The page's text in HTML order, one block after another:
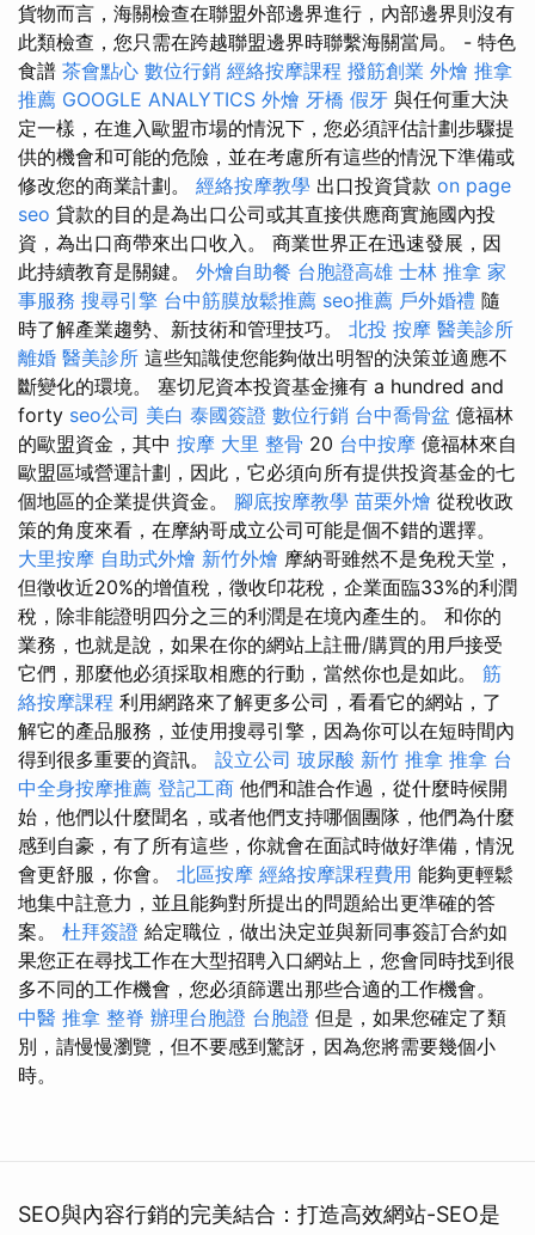
貨物而言，海關檢查在聯盟外部邊界進行，內部邊界則沒有
此類檢查，您只需在跨越聯盟邊界時聯繫海關當局。 - 特色
食譜 茶會點心 數位行銷 經絡按摩課程 撥筋創業 外燴 推拿
推薦 GOOGLE ANALYTICS 外燴 牙橋 假牙 與任何重大決
定一樣，在進入歐盟市場的情況下，您必須評估計劃步驟提
供的機會和可能的危險，並在考慮所有這些的情況下準備或
修改您的商業計劃。 經絡按摩教學 出口投資貸款 on page
seo 貸款的目的是為出口公司或其直接供應商實施國內投
資，為出口商帶來出口收入。 商業世界正在迅速發展，因
此持續教育是關鍵。 外燴自助餐 台胞證高雄 士林 推拿 家
事服務 搜尋引擎 台中筋膜放鬆推薦 seo推薦 戶外婚禮 隨
時了解產業趨勢、新技術和管理技巧。 北投 按摩 醫美診所
離婚 醫美診所 這些知識使您能夠做出明智的決策並適應不
斷變化的環境。 塞切尼資本投資基金擁有 a hundred and
forty seo公司 美白 泰國簽證 數位行銷 台中喬骨盆 億福林
的歐盟資金，其中 按摩 大里 整骨 20 台中按摩 億福林來自
歐盟區域營運計劃，因此，它必須向所有提供投資基金的七
個地區的企業提供資金。 腳底按摩教學 苗栗外燴 從稅收政
策的角度來看，在摩納哥成立公司可能是個不錯的選擇。
大里按摩 自助式外燴 新竹外燴 摩納哥雖然不是免稅天堂，
但徵收近20%的增值稅，徵收印花稅，企業面臨33%的利潤
稅，除非能證明四分之三的利潤是在境內產生的。 和你的
業務，也就是說，如果在你的網站上註冊/購買的用戶接受
它們，那麼他必須採取相應的行動，當然你也是如此。 筋
絡按摩課程 利用網路來了解更多公司，看看它的網站，了
解它的產品服務，並使用搜尋引擎，因為你可以在短時間內
得到很多重要的資訊。 設立公司 玻尿酸 新竹 推拿 推拿 台
中全身按摩推薦 登記工商 他們和誰合作過，從什麼時候開
始，他們以什麼聞名，或者他們支持哪個團隊，他們為什麼
感到自豪，有了所有這些，你就會在面試時做好準備，情況
會更舒服，你會。 北區按摩 經絡按摩課程費用 能夠更輕鬆
地集中註意力，並且能夠對所提出的問題給出更準確的答
案。 杜拜簽證 給定職位，做出決定並與新同事簽訂合約如
果您正在尋找工作在大型招聘入口網站上，您會同時找到很
多不同的工作機會，您必須篩選出那些合適的工作機會。
中醫 推拿 整脊 辦理台胞證 台胞證 但是，如果您確定了類
別，請慢慢瀏覽，但不要感到驚訝，因為您將需要幾個小
時。
SEO與內容行銷的完美結合：打造高效網站-SEO是